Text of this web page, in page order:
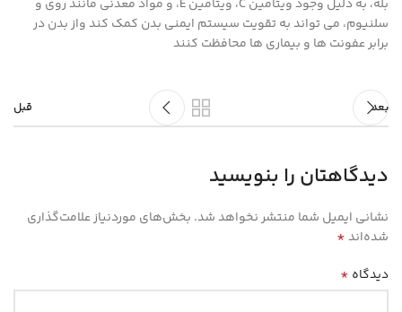
بله، به دلیل وجود ویتامین C، ویتامین E، و مواد معدنی مانند روی و
سلنیوم، می‌ تواند به تقویت سیستم ایمنی بدن کمک کند واز بدن در
برابر عفونت‌ ها و بیماری‌ ها محافظت کنند
بعد قبل
دیدگاهتان را بنویسید
نشانی ایمیل شما منتشر نخواهد شد. بخش‌های موردنیاز علامت‌گذاری
شده‌اند*
دیدگاه *